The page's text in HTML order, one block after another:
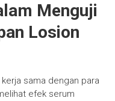
Menguji
Losion
sama dengan para
efek serum